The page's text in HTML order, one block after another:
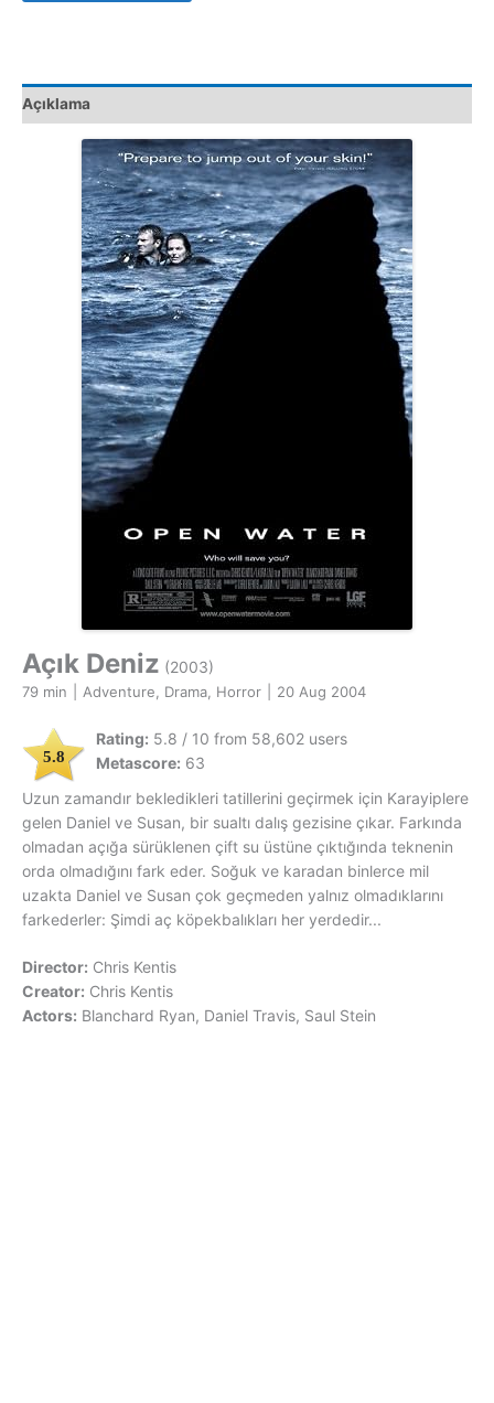
adet
Açıklama
Açık Deniz (2003)
79 min Adventure, Drama, Horror 20 Aug 2004
5.8
Rating: 5.8 / 10 from 58,602 users
Metascore: 63
Uzun zamandır bekledikleri tatillerini geçirmek için Karayiplere
gelen Daniel ve Susan, bir sualtı dalış gezisine çıkar. Farkında
olmadan açığa sürüklenen çift su üstüne çıktığında teknenin
orda olmadığını fark eder. Soğuk ve karadan binlerce mil
uzakta Daniel ve Susan çok geçmeden yalnız olmadıklarını
farkederler: Şimdi aç köpekbalıkları her yerdedir...
Director: Chris Kentis
Creator: Chris Kentis
Actors: Blanchard Ryan, Daniel Travis, Saul Stein